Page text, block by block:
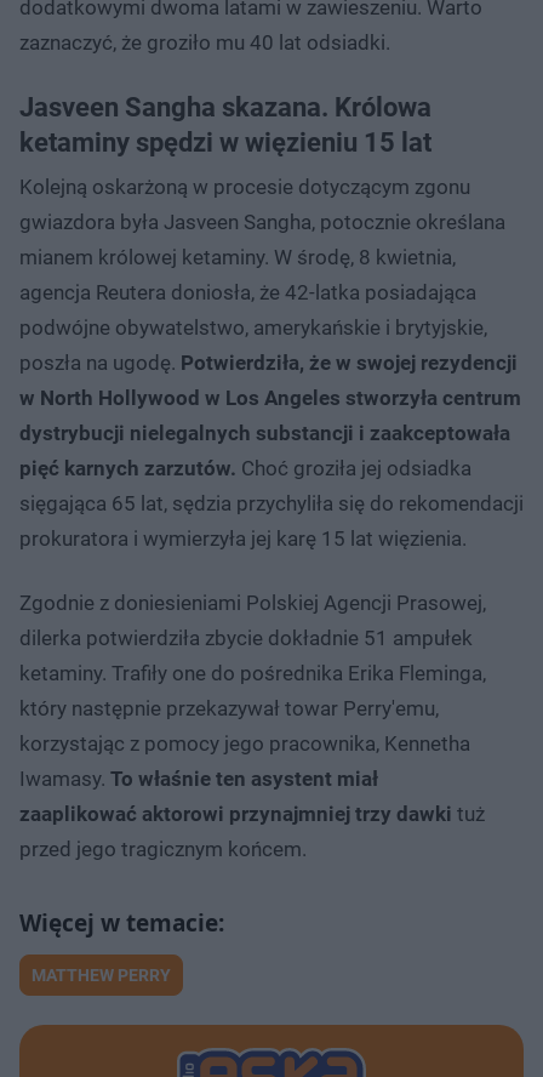
dodatkowymi dwoma latami w zawieszeniu. Warto
zaznaczyć, że groziło mu 40 lat odsiadki.
Jasveen Sangha skazana. Królowa
ketaminy spędzi w więzieniu 15 lat
Kolejną oskarżoną w procesie dotyczącym zgonu
gwiazdora była Jasveen Sangha, potocznie określana
mianem królowej ketaminy. W środę, 8 kwietnia,
agencja Reutera doniosła, że 42-latka posiadająca
podwójne obywatelstwo, amerykańskie i brytyjskie,
poszła na ugodę. Potwierdziła, że w swojej rezydencji
w North Hollywood w Los Angeles stworzyła centrum
dystrybucji nielegalnych substancji i zaakceptowała
pięć karnych zarzutów. Choć groziła jej odsiadka
sięgająca 65 lat, sędzia przychyliła się do rekomendacji
prokuratora i wymierzyła jej karę 15 lat więzienia.
Zgodnie z doniesieniami Polskiej Agencji Prasowej,
dilerka potwierdziła zbycie dokładnie 51 ampułek
ketaminy. Trafiły one do pośrednika Erika Fleminga,
który następnie przekazywał towar Perry'emu,
korzystając z pomocy jego pracownika, Kennetha
Iwamasy. To właśnie ten asystent miał
zaaplikować aktorowi przynajmniej trzy dawki tuż
przed jego tragicznym końcem.
MATTHEW PERRY